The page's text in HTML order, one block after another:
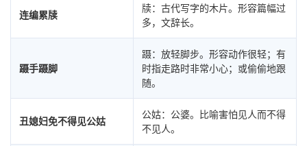
连编累牍
牍：古代写字的木片。形容篇幅过
多，文辞长。
蹑手蹑脚
蹑：放轻脚步。形容动作很轻；有
时指走路时非常小心；或偷偷地跟
随。
丑媳妇免不得见公姑
公姑：公婆。比喻害怕见人而不得
不见人。